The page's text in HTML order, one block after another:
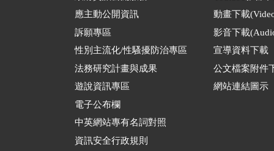
應主動公開資訊
訴願專區
性別主流化/性騷擾防治專區
法務研究計畫與成果
遊說資訊專區
電子公布欄
中英網站專有名詞對照
資訊安全行政規則
動畫下載
影音下載
宣導資料下載
公文檔案附件
網站連結圖示